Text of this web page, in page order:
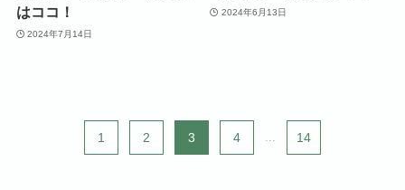
はココ！
2024年7月14日
2024年6月13日
1 2 3 4 14